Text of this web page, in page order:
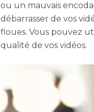
ou un mauvais
débarrasser de vos
floues. Vous pouvez
qualité de vos vidéos.